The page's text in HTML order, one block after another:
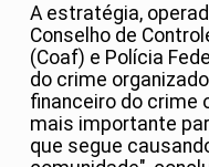
A estratégia,
Conselho de
(Coaf) e Polícia
do crime
financeiro do crime
mais importante
que segue